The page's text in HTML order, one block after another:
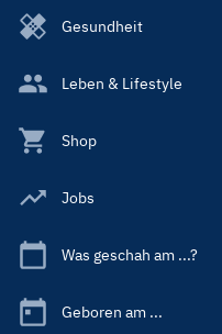
Gesundheit
Leben & Lifestyle
Shop
Jobs
Was geschah am ...?
Geboren am ...